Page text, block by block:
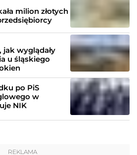
milion złotych
jak wyglądały
u śląskiego
po PiS
w
NIK
REKLAMA